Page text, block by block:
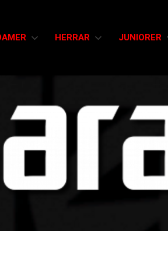
HERRAR JUNIORER